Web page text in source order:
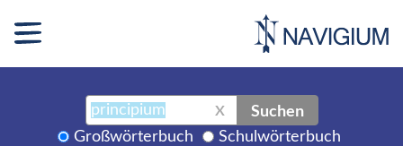
X Suchen
Großwörterbuch Schulwörterbuch